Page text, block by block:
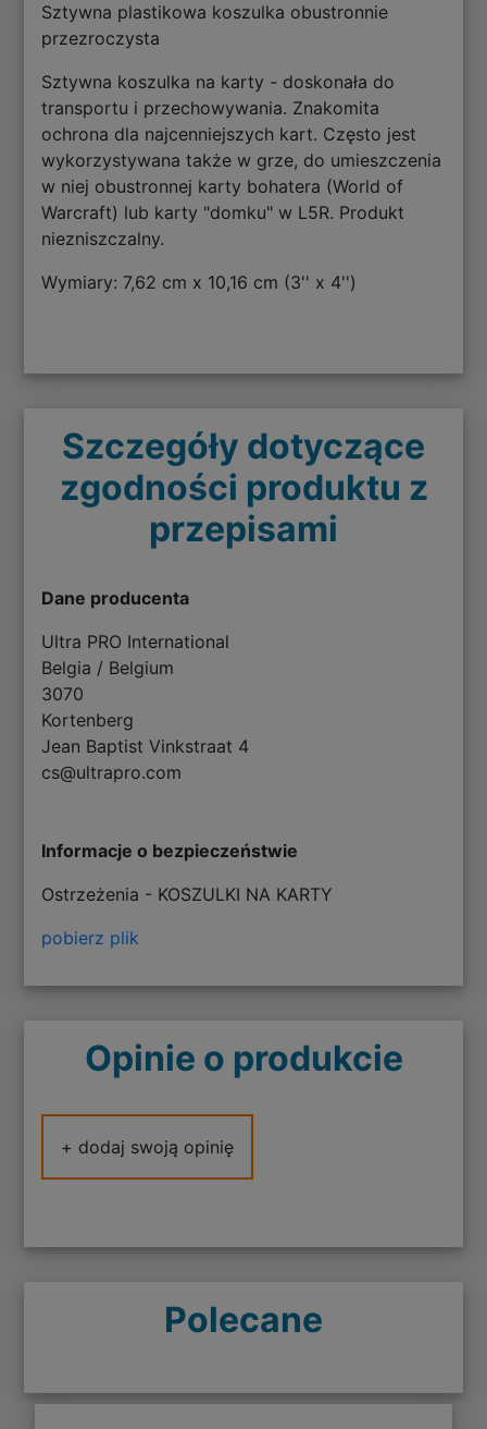
Sztywna plastikowa koszulka obustronnie
przezroczysta
Sztywna koszulka na karty - doskonała do
transportu i przechowywania. Znakomita
ochrona dla najcenniejszych kart. Często jest
wykorzystywana także w grze, do umieszczenia
w niej obustronnej karty bohatera (World of
Warcraft) lub karty "domku" w L5R. Produkt
niezniszczalny.
Wymiary: 7,62 cm x 10,16 cm (3'' x 4'')
Szczegóły dotyczące
zgodności produktu z
przepisami
Dane producenta
Ultra PRO International
Belgia / Belgium
3070
Kortenberg
Jean Baptist Vinkstraat 4
cs@ultrapro.com
Informacje o bezpieczeństwie
Ostrzeżenia - KOSZULKI NA KARTY
pobierz plik
Opinie o produkcie
+ dodaj swoją opinię
Polecane